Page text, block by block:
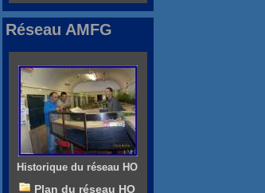
Réseau AMFG
Historique du réseau HO
Plan du réseau HO